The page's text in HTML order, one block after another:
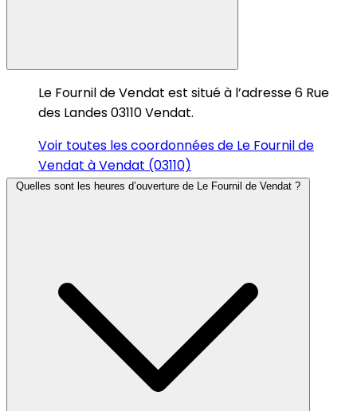
Le Fournil de Vendat est situé à l’adresse 6 Rue
des Landes 03110 Vendat.
Voir toutes les coordonnées de Le Fournil de
Vendat à Vendat (03110)
Quelles sont les heures d’ouverture de Le Fournil de Vendat ?